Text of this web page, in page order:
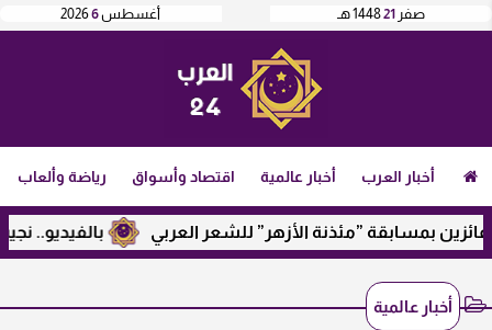
أغسطس6
2026 صفر 211448 هـ
أخبار العرب أخبار عالمية اقتصاد وأسواق رياضة وألعاب
بالفيديو.. نجيب ”مئذنة الأزهر” للشعر العربي
أخبار عالمية